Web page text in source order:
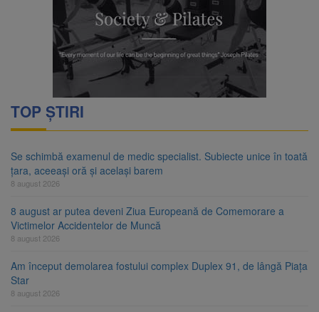
TOP ȘTIRI
Se schimbă examenul de medic specialist. Subiecte unice în toată
țara, aceeași oră și același barem
8 august 2026
8 august ar putea deveni Ziua Europeană de Comemorare a
Victimelor Accidentelor de Muncă
8 august 2026
Am început demolarea fostului complex Duplex 91, de lângă Piața
Star
8 august 2026